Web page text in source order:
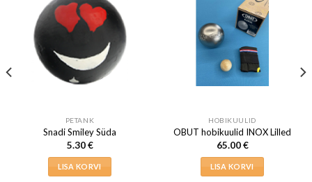
PETANK
Snadi Smiley Süda
5.30€
LISA KORVI
HOBIKUULID
OBUT hobikuulid INOX Lilled
65.00€
LISA KORVI